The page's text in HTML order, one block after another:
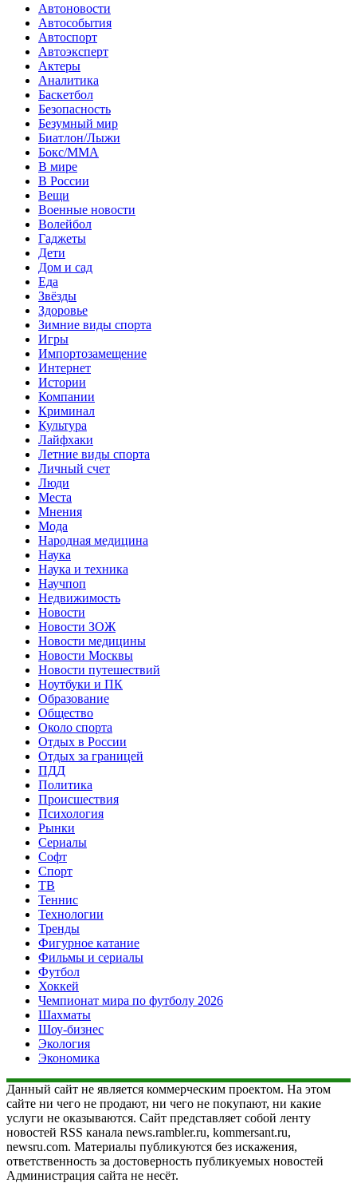
Автоновости
Автособытия
Автоспорт
Автоэксперт
Актеры
Аналитика
Баскетбол
Безопасность
Безумный мир
Биатлон/Лыжи
Бокс/MMA
В мире
В России
Вещи
Военные новости
Волейбол
Гаджеты
Дети
Дом и сад
Еда
Звёзды
Здоровье
Зимние виды спорта
Игры
Импортозамещение
Интернет
Истории
Компании
Криминал
Культура
Лайфхаки
Летние виды спорта
Личный счет
Люди
Места
Мнения
Мода
Народная медицина
Наука
Наука и техника
Научпоп
Недвижимость
Новости
Новости ЗОЖ
Новости медицины
Новости Москвы
Новости путешествий
Ноутбуки и ПК
Образование
Общество
Около спорта
Отдых в России
Отдых за границей
ПДД
Политика
Происшествия
Психология
Рынки
Сериалы
Софт
Спорт
ТВ
Теннис
Технологии
Тренды
Фигурное катание
Фильмы и сериалы
Футбол
Хоккей
Чемпионат мира по футболу 2026
Шахматы
Шоу-бизнес
Экология
Экономика
Данный сайт не является коммерческим проектом. На этом
сайте ни чего не продают, ни чего не покупают, ни какие
услуги не оказываются. Сайт представляет собой ленту
новостей RSS канала news.rambler.ru, kommersant.ru,
newsru.com. Материалы публикуются без искажения,
ответственность за достоверность публикуемых новостей
Администрация сайта не несёт.